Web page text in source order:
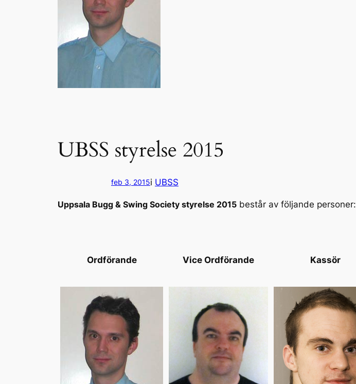
UBSS styrelse 2015
feb 3, 2015i UBSS
Uppsala Bugg & Swing Society styrelse 2015 består av följande personer:
Ordförande Vice Ordförande Kassör